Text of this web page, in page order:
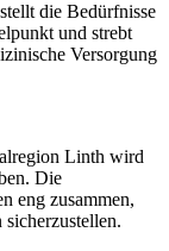
die Bedürfnisse
und strebt
Versorgung
Linth wird
Die
eng zusammen,